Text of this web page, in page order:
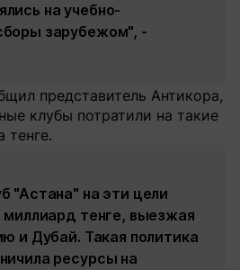
на учебно-
зарубежом", -
представитель Антикора,
клубы потратили на такие
тенге.
"Астана" на эти цели
миллиард тенге, выезжая
и Дубай. Такая политика
ресурсы на